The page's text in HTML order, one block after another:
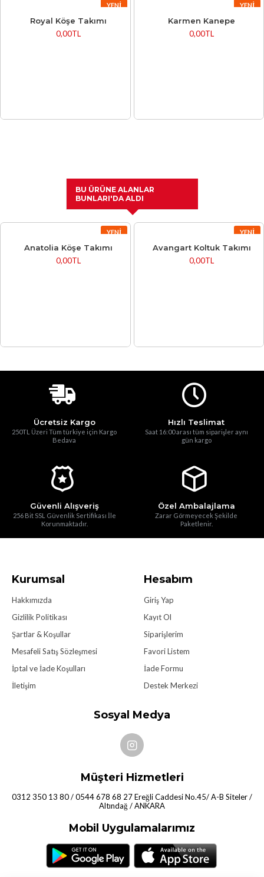
YENI
Royal Köşe Takımı
0,00TL
YENI
Karmen Kanepe
0,00TL
BU ÜRÜNE ALANLAR
BUNLARI'DA ALDI
YENI
Anatolia Köşe Takımı
0,00TL
YENI
Avangart Koltuk Takımı
0,00TL
Ücretsiz Kargo
250TL Üzeri Tüm türkiye için Kargo
Bedava
Hızlı Teslimat
Saat 16:00 arası tüm siparişler aynı
gün kargo
Güvenli Alışveriş
256 Bit SSL Güvenlik Sertifikası İle
Korunmaktadır.
Özel Ambalajlama
Zarar Görmeyecek Şekilde
Paketlenir.
Kurumsal
Hakkımızda
Gizlilik Politikası
Şartlar & Koşullar
Mesafeli Satış Sözleşmesi
İptal ve İade Koşulları
İletişim
Hesabım
Giriş Yap
Kayıt Ol
Siparişlerim
Favori Listem
İade Formu
Destek Merkezi
Sosyal Medya
Müşteri Hizmetleri
0312 350 13 80 / 0544 678 68 27 Ereğli Caddesi No.45/ A-B Siteler /
Altındağ / ANKARA
Mobil Uygulamalarımız